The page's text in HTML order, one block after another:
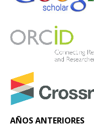
AÑOS ANTERIORES